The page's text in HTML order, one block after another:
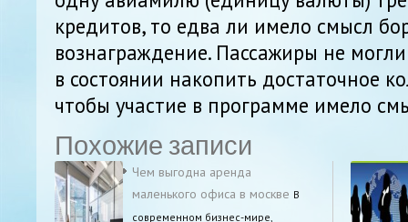
кредитов, то едва ли имело смысл
вознаграждение. Пассажиры не
в состоянии накопить достаточное
чтобы участие в программе имело
Похожие записи
Чем выгодна аренда
маленького офиса в москве В
современном бизнес-мире,